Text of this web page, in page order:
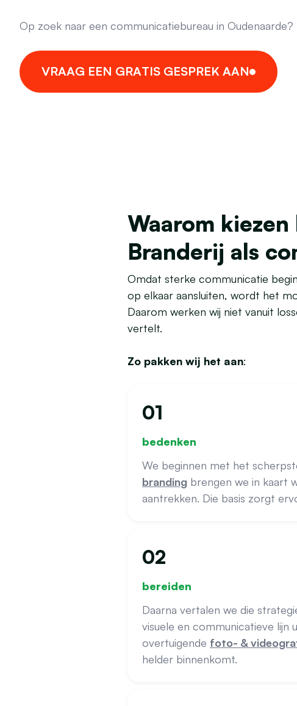
Op zoek naar een communicatiebureau in Oudenaarde?
VRAAG EEN GRATIS GESPREK AAN
Waarom
Branderij als
Omdat sterke communicatie
op elkaar aansluiten, wordt het
Daarom werken wij niet vanuit
vertelt.
Zo pakken wij het aan:
01
bedenken
We beginnen met het
branding brengen we in kaart
aantrekken. Die basis zorgt
02
bereiden
Daarna vertalen we die
visuele en communicatieve
overtuigende foto- &
helder binnenkomt.